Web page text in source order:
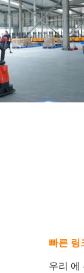
빠른 링
우리 에